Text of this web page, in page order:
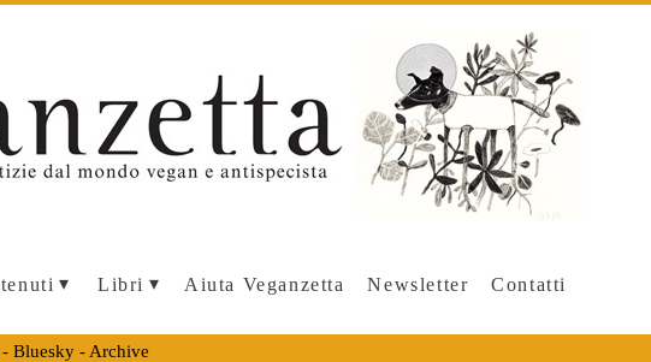
Libri Aiuta Veganzetta Newsletter Contatti
- Bluesky- Archive